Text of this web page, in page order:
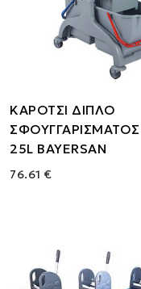
ΚΑΡΟΤΣΙ ΔΙΠΛΟ
ΣΦΟΥΓΓΑΡΙΣΜΑΤΟΣ
25L BAYERSAN
76.61 €